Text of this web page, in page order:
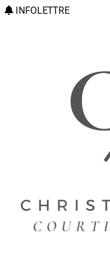
INFOLETTRE